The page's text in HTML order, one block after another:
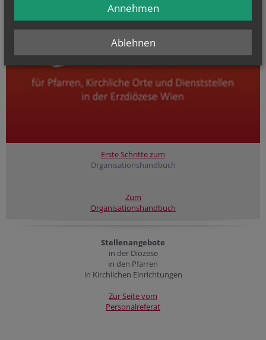
Erste Schritte zum
Organisationshandbuch
Zum
Organisationshandbuch
Stellenangebote
in der Diözese
in den Pfarren
in Kirchlichen Einrichtungen
Zur Seite vom
Personalreferat
Ablehnen
Annehmen